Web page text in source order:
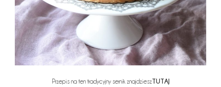
Przepis na ten tradycyjny sernik znajdzieszTUTAJ